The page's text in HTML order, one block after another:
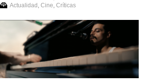
Actualidad Cine Críticas